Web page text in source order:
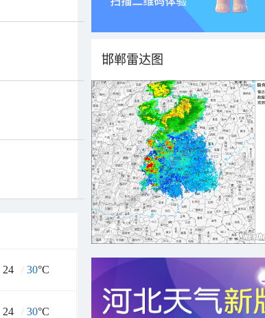
24 / 30°C
24 / 30°C
邯郸雷达图